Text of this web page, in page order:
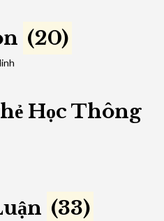
(20)
Học Thông
(33)